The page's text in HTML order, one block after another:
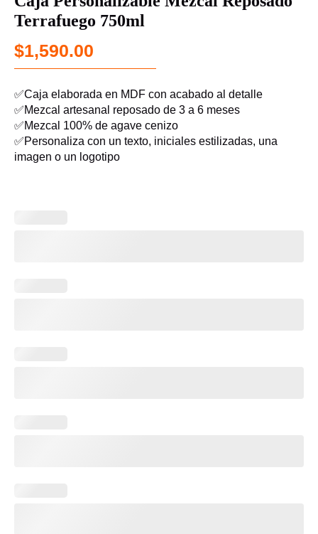
Terrafuego 750ml
$1,590.00
✅Caja elaborada en MDF con acabado al detalle
✅Mezcal artesanal reposado de 3 a 6 meses
✅Mezcal 100% de agave cenizo
✅Personaliza con un texto, iniciales estilizadas, una
imagen o un logotipo